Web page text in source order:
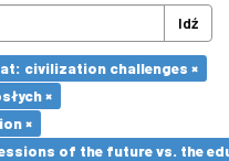
Idź
civilization challenges ×
×
×
of the future vs. the